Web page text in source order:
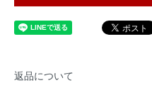
返品について